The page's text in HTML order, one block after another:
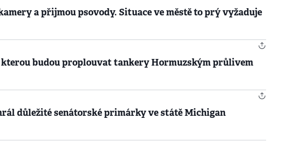
a přijmou psovody. Situace ve městě to prý vyžaduje
kterou budou proplouvat tankery Hormuzským průlivem
důležité senátorské primárky ve státě Michigan